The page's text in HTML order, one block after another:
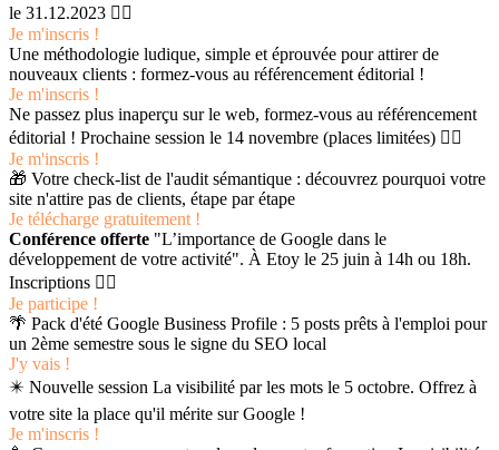
le 31.12.2023 👉🏻
Je m'inscris !
Une méthodologie ludique, simple et éprouvée pour attirer de
nouveaux clients : formez-vous au référencement éditorial !
Je m'inscris !
Ne passez plus inaperçu sur le web, formez-vous au référencement
éditorial ! Prochaine session le 14 novembre (places limitées) 👉🏻
Je m'inscris !
🎁 Votre check-list de l'audit sémantique : découvrez pourquoi votre
site n'attire pas de clients, étape par étape
Je télécharge gratuitement !
Conférence offerte "L’importance de Google dans le
développement de votre activité". À Etoy le 25 juin à 14h ou 18h.
Inscriptions 👉🏻
Je participe !
🌴 Pack d'été Google Business Profile : 5 posts prêts à l'emploi pour
un 2ème semestre sous le signe du SEO local
J'y vais !
✴️ Nouvelle session La visibilité par les mots le 5 octobre. Offrez à
votre site la place qu'il mérite sur Google !
Je m'inscris !